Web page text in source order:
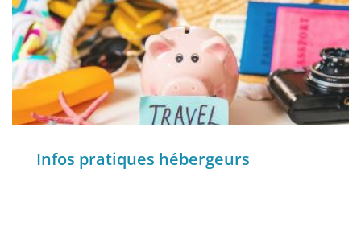
Infos pratiques hébergeurs